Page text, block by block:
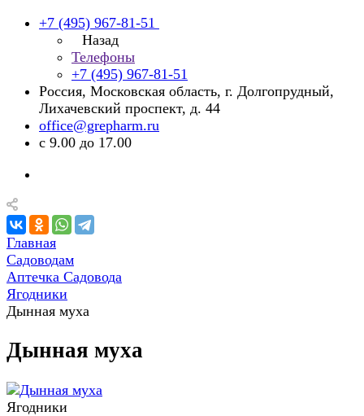
+7 (495) 967-81-51
Назад
Телефоны
+7 (495) 967-81-51
Россия, Московская область, г. Долгопрудный,
Лихачевский проспект, д. 44
office@grepharm.ru
с 9.00 до 17.00
Главная
Садоводам
Аптечка Садовода
Ягодники
Дынная муха
Дынная муха
Ягодники